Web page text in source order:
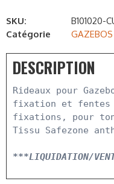
SKU:
B101020-
Catégorie
GAZEBOS
DESCRIPTION
Rideaux pour
fixation et fentes
fixations, pour
Tissu Safezone
***LIQUIDATION/